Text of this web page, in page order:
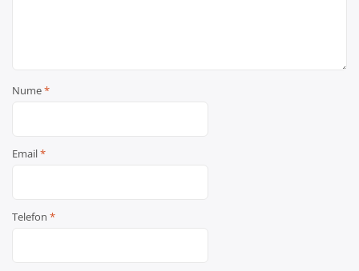
Nume*
Email*
Telefon *